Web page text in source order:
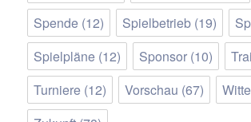
Spende (12) Spielbetrieb (19)
Spielpläne (12) Sponsor (10)
Turniere (12) Vorschau (67)